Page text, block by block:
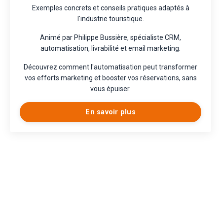
Exemples concrets et conseils pratiques adaptés à
l'industrie touristique.
Animé par Philippe Bussière, spécialiste CRM,
automatisation, livrabilité et email marketing.
Découvrez comment l'automatisation peut transformer
vos efforts marketing et booster vos réservations, sans
vous épuiser.
En savoir plus